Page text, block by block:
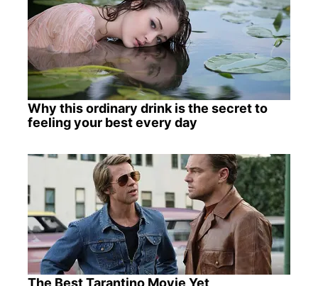
Why this ordinary drink is the secret to
feeling your best every day
The Best Tarantino Movie Yet